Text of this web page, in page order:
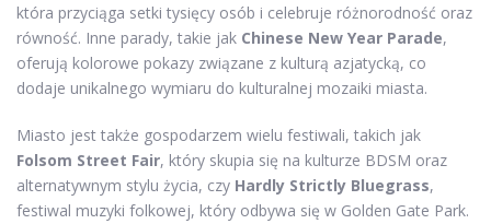
która przyciąga setki tysięcy osób i celebruje różnorodność oraz
równość. Inne parady, takie jak Chinese New Year Parade,
oferują kolorowe pokazy związane z kulturą azjatycką, co
dodaje unikalnego wymiaru do kulturalnej mozaiki miasta.
Miasto jest także gospodarzem wielu festiwali, takich jak
Folsom Street Fair, który skupia się na kulturze BDSM oraz
alternatywnym stylu życia, czy Hardly Strictly Bluegrass,
festiwal muzyki folkowej, który odbywa się w Golden Gate Park.